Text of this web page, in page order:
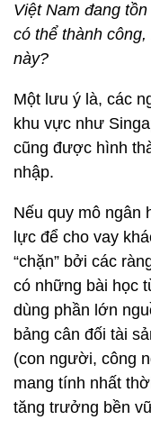
Việt Nam đang
có thể thành
này?
Một lưu ý là, các
khu vực như
cũng được hình
nhập.
Nếu quy mô ngân
lực để cho vay
“chặn” bởi các
có những bài học
dùng phần lớn
bảng cân đối tài
(con người, công
mang tính nhất
tăng trưởng bền